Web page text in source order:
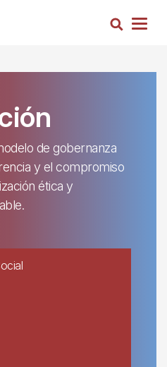
Busca
de gobernanza
y el compromiso
ética y